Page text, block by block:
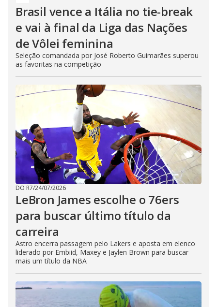
Brasil vence a Itália no tie-break
e vai à final da Liga das Nações
de Vôlei feminina
Seleção comandada por José Roberto Guimarães superou
as favoritas na competição
DO R7/24/07/2026
LeBron James escolhe o 76ers
para buscar último título da
carreira
Astro encerra passagem pelo Lakers e aposta em elenco
liderado por Embiid, Maxey e Jaylen Brown para buscar
mais um título da NBA